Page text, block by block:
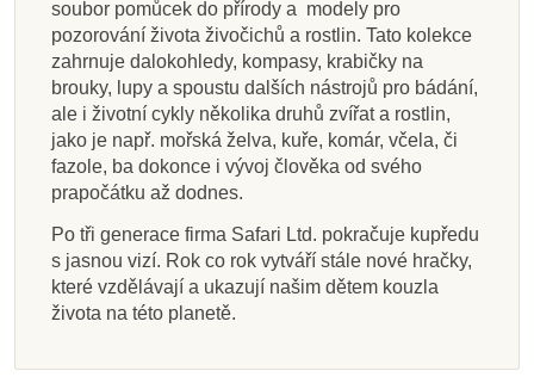
soubor pomůcek do přírody a modely pro
pozorování života živočichů a rostlin. Tato kolekce
zahrnuje dalokohledy, kompasy, krabičky na
brouky, lupy a spoustu dalších nástrojů pro bádání,
ale i životní cykly několika druhů zvířat a rostlin,
jako je např. mořská želva, kuře, komár, včela, či
fazole, ba dokonce i vývoj člověka od svého
prapočátku až dodnes.
Po tři generace firma Safari Ltd. pokračuje kupředu
s jasnou vizí. Rok co rok vytváří stále nové hračky,
které vzdělávají a ukazují našim dětem kouzla
života na této planetě.